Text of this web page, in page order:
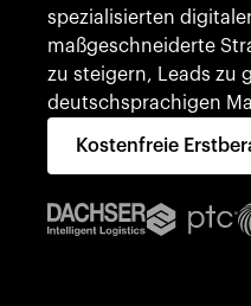
spezialisierten
maßgeschneiderte
zu steigern, Leads zu
deutschsprachigen
Kostenfreie